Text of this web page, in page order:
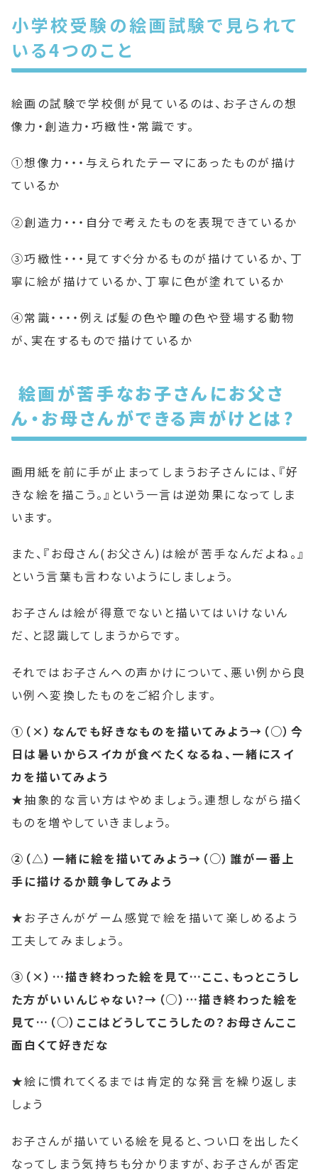
小学校受験の絵画試験で見られて
いる4つのこと
絵画の試験で学校側が見ているのは、お子さんの想
像力・創造力・巧緻性・常識です。
①想像力・・・与えられたテーマにあったものが描け
ているか
②創造力・・・自分で考えたものを表現できているか
③巧緻性・・・見てすぐ分かるものが描けているか、丁
寧に絵が描けているか、丁寧に色が塗れているか
④常識・・・・例えば髪の色や瞳の色や登場する動物
が、実在するもので描けているか
絵画が苦手なお子さんにお父さ
ん・お母さんができる声がけとは?
画用紙を前に手が止まってしまうお子さんには、『好
きな絵を描こう。』という一言は逆効果になってしま
います。
また、『お母さん(お父さん)は絵が苦手なんだよね。』
という言葉も言わないようにしましょう。
お子さんは絵が得意でないと描いてはいけないん
だ、と認識してしまうからです。
それではお子さんへの声かけについて、悪い例から良
い例へ変換したものをご紹介します。
①（×）なんでも好きなものを描いてみよう→（○）今
日は暑いからスイカが食べたくなるね、一緒にスイ
カを描いてみよう
★抽象的な言い方はやめましょう。連想しながら描く
ものを増やしていきましょう。
②（△）一緒に絵を描いてみよう→（○）誰が一番上
手に描けるか競争してみよう
★お子さんがゲーム感覚で絵を描いて楽しめるよう
工夫してみましょう。
③（×）…描き終わった絵を見て…ここ、もっとこうし
た方がいいんじゃない?→（○）…描き終わった絵を
見て…（○）ここはどうしてこうしたの？お母さんここ
面白くて好きだな
★絵に慣れてくるまでは肯定的な発言を繰り返しま
しょう
お子さんが描いている絵を見ると、つい口を出したく
なってしまう気持ちも分かりますが、お子さんが否定